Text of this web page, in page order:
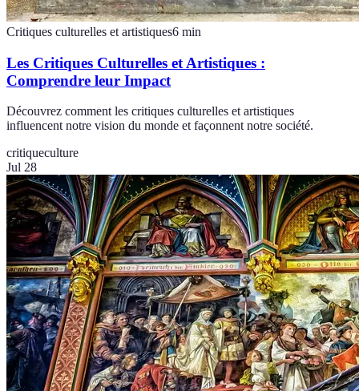
Critiques culturelles et artistiques6 min
Les Critiques Culturelles et Artistiques :
Comprendre leur Impact
Découvrez comment les critiques culturelles et artistiques
influencent notre vision du monde et façonnent notre société.
critiqueculture
Jul 28